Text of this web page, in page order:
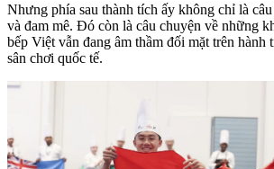
Nhưng phía sau thành tích ấy không chỉ là
và đam mê. Đó còn là câu chuyện về những
bếp Việt vẫn đang âm thầm đối mặt trên hành
sân chơi quốc tế.